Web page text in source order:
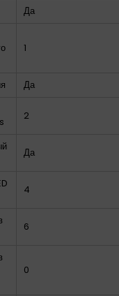
Да
1
Да
2
Да
4
6
0